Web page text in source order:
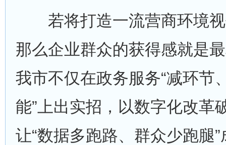
若将打造一流营商环境视
那么企业群众的获得感就是
我市不仅在政务服务“减环节
能”上出实招，以数字化改革
让“数据多跑路、群众少跑腿